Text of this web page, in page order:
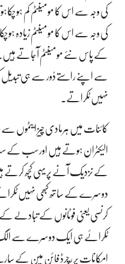
کی وجہ سے اس کا مومینٹم کم
کی وجہ سے اس کا مومینٹم زیادہ
کے پاس نئے مومینٹم آجاتے
سے اپنے راستے دُور سے ہی
نہیں ٹکراتے۔
کائنات میں ہرمادی چیز ایٹموں
الیکٹران ہوتے ہیں اور سب کے سب
کے نزدیک آنے پر یہی کچھ کرتے
دوسرے کے ساتھ کبھی نہیں
کرنسی یعنی فوٹانوں کے تبادلے
ٹکرائے ہی ایک دوسرے سے الگ
امکانات پر رچرڈ فائن مین کے سارے